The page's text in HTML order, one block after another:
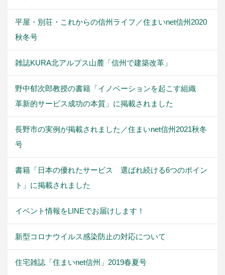
平屋・別荘・これからの信州ライフ／住まいnet信州2020
秋冬号
雑誌KURA北アルプス山麓「信州で建築改革」
野中郁次郎教授の書籍「イノベーションを起こす組織
革新的サービス成功の本質」に掲載されました
長野市の実例が掲載されました／住まいnet信州2021秋冬
号
書籍「日本の優れたサービス 選ばれ続ける6つのポイン
ト」に掲載されました
イベント情報をLINEでお届けします！
新型コロナウイルス感染防止の対応について
住宅雑誌「住まいnet信州」2019春夏号